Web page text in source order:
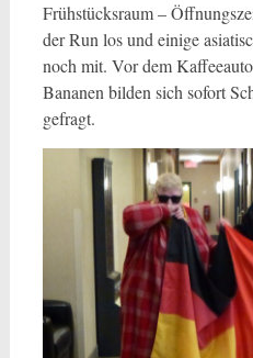
Frühstücksraum –
der Run los und einige
noch mit. Vor dem
Bananen bilden sich sofort
gefragt.